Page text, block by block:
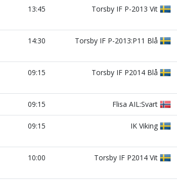
13:45 Torsby IF P-2013 Vit
14:30 Torsby IF P-2013:P11 Blå
09:15 Torsby IF P2014 Blå
09:15 Flisa AIL:Svart
09:15 IK Viking
10:00 Torsby IF P2014 Vit